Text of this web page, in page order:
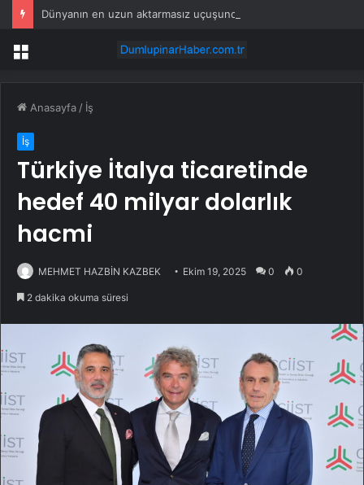
Menü
Anasayfa / İş
İş
Türkiye İtalya ticaretinde
hedef 40 milyar dolarlık
hacmi
MEHMET HAZBİN KAZBEK Ekim 19, 2025 0 0
2 dakika okuma süresi